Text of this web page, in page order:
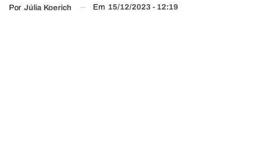
Por Júlia Koerich Em 15/12/2023 - 12:19